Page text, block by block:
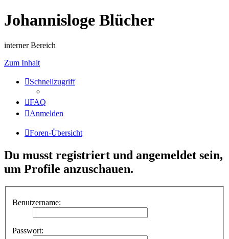
Johannisloge Blücher
interner Bereich
Zum Inhalt
Schnellzugriff
FAQ
Anmelden
Foren-Übersicht
Du musst registriert und angemeldet sein,
um Profile anzuschauen.
Benutzername:
Passwort: